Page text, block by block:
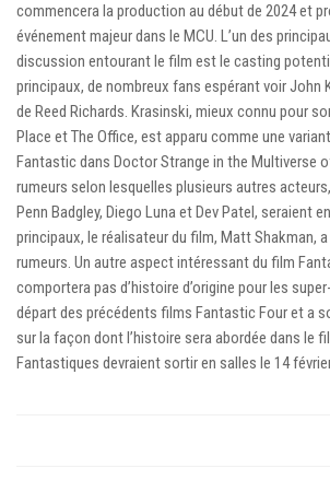
commencera la production au début de 2024 et
événement majeur dans le MCU. L’un des
discussion entourant le film est le casting
principaux, de nombreux fans espérant voir John
de Reed Richards. Krasinski, mieux connu pour
Place et The Office, est apparu comme une
Fantastic dans Doctor Strange in the Multiverse
rumeurs selon lesquelles plusieurs autres
Penn Badgley, Diego Luna et Dev Patel, seraient
principaux, le réalisateur du film, Matt Shakman,
rumeurs. Un autre aspect intéressant du film
comportera pas d’histoire d’origine pour les
départ des précédents films Fantastic Four et a
sur la façon dont l’histoire sera abordée dans le
Fantastiques devraient sortir en salles le 14